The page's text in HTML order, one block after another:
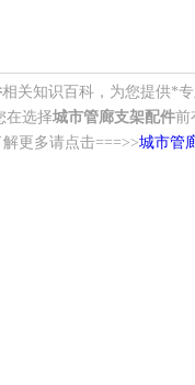
相关知识百科，为您提供*
在选择城市管廊支架配件前
解更多请点击===>>城市管